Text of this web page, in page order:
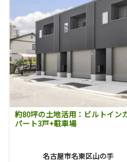
約80坪の土地活用：ビルトイン
パート3戸+駐車場
名古屋市名東区山の手